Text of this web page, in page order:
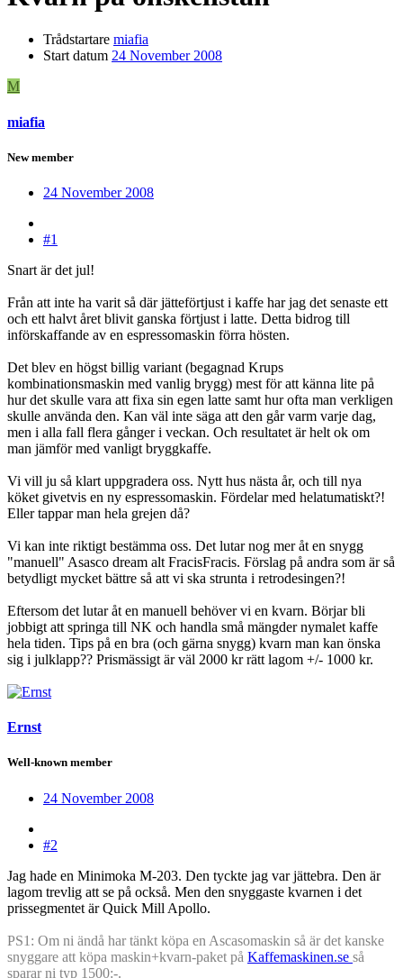
Trådstartare miafia
Start datum 24 November 2008
M
miafia
New member
24 November 2008
#1
Snart är det jul!
Från att inte ha varit så där jätteförtjust i kaffe har jag det senaste ett
och ett halvt året blivit ganska förtjust i latte. Detta bidrog till
införskaffande av en espressomaskin förra hösten.
Det blev en högst billig variant (begagnad Krups
kombinationsmaskin med vanlig brygg) mest för att känna lite på
hur det skulle vara att fixa sin egen latte samt hur ofta man verkligen
skulle använda den. Kan väl inte säga att den går varm varje dag,
men i alla fall flera gånger i veckan. Och resultatet är helt ok om
man jämför med vanligt bryggkaffe.
Vi vill ju så klart uppgradera oss. Nytt hus nästa år, och till nya
köket givetvis en ny espressomaskin. Fördelar med helatumatiskt?!
Eller tappar man hela grejen då?
Vi kan inte riktigt bestämma oss. Det lutar nog mer åt en snygg
"manuell" Asasco dream alt FracisFracis. Förslag på andra som är så
betydligt mycket bättre så att vi ska strunta i retrodesingen?!
Eftersom det lutar åt en manuell behöver vi en kvarn. Börjar bli
jobbigt att springa till NK och handla små mängder nymalet kaffe
hela tiden. Tips på en bra (och gärna snygg) kvarn man kan önska
sig i julklapp?? Prismässigt är väl 2000 kr rätt lagom +/- 1000 kr.
Ernst
Well-known member
24 November 2008
#2
Jag hade en Minimoka M-203. Den tyckte jag var jättebra. Den är
lagom trevlig att se på också. Men den snyggaste kvarnen i det
prissegmentet är Quick Mill Apollo.
PS1: Om ni ändå har tänkt köpa en Ascasomaskin så är det kanske
snyggare att köpa maskin+kvarn-paket på Kaffemaskinen.se så
sparar ni typ 1500:-.